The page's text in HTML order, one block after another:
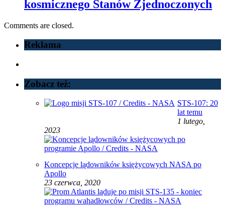
kosmicznego Stanów Zjednoczonych
Comments are closed.
Reklama
Zobacz też:
STS-107: 20
lat temu
1 lutego,
2023
Koncepcje lądowników księżycowych NASA po
Apollo
23 czerwca, 2020